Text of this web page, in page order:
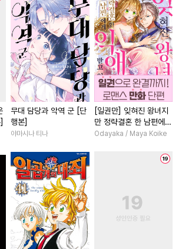
조교
럴리스
#수인
공
코어
남공
유혹
#3P
#
오피스물 #절륜 #드라
#
사제관계 #소설원작
#무심남 #성장물 #조신
#
영상화 #절륜남 #연하
#현대물 #연상연하
#
할리퀸 #짝사랑 #능욕
첫사랑 #직진녀 #소년
#현대물 #다정
#
#
# 환생물
#
역사/시대물 #인외존재
#
무대 담당과 악역 군 [단
행본]
야마시나 티나
[일권만] 잊혀진 왕녀지
만 정략결혼 한 남편에게
익애받고 있습니다 [단행
Odayaka / Maya Koike